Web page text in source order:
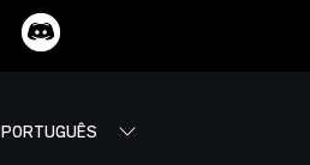
PORTUGUÊS